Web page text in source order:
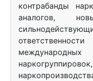
контрабанды
аналогов,